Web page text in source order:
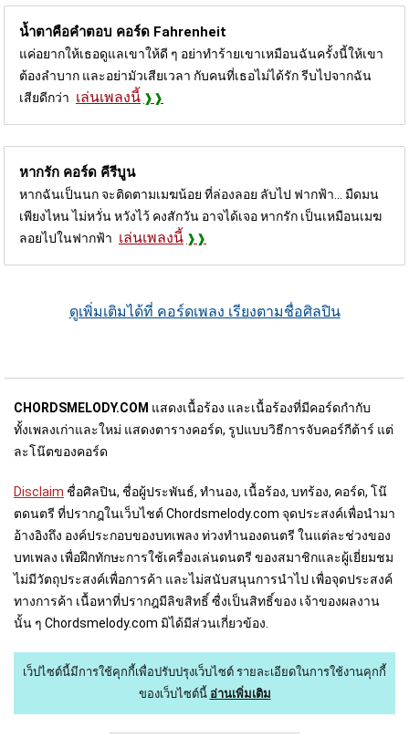
น้ำตาคือคำตอบ คอร์ด Fahrenheit
แค่อยากให้เธอดูแลเขาให้ดี ๆ อย่าทำร้ายเขาเหมือนฉันครั้งนี้ให้เขา
ต้องลำบาก และอย่ามัวเสียเวลา กับคนที่เธอไม่ได้รัก รีบไปจากฉัน
เสียดีกว่า เล่นเพลงนี้
หากรัก คอร์ด คีรีบูน
หากฉันเป็นนก จะติดตามเมฆน้อย ที่ล่องลอย ลับไป ฟากฟ้า... มืดมน
เพียงไหน ไม่หวั่น หวังไว้ คงสักวัน อาจได้เจอ หากรัก เป็นเหมือนเมฆ
ลอยไปในฟากฟ้า เล่นเพลงนี้
ดูเพิ่มเติมได้ที่ คอร์ดเพลง เรียงตามชื่อศิลปิน
CHORDSMELODY.COM แสดงเนื้อร้อง และเนื้อร้องที่มีคอร์ดกำกับ
ทั้งเพลงเก่าและใหม่ แสดงตารางคอร์ด, รูปแบบวิธีการจับคอร์กีต้าร์ แต่
ละโน๊ตของคอร์ด
Disclaim ชื่อศิลปิน, ชื่อผู้ประพันธ์, ทำนอง, เนื้อร้อง, บทร้อง, คอร์ด, โน๊
ตดนตรี ที่ปรากฎในเว็บไชต์ Chordsmelody.com จุดประสงค์เพื่อนำมา
อ้างอิงถึง องค์ประกอบของบทเพลง ท่วงทำนองดนตรี ในแต่ละช่วงของ
บทเพลง เพื่อฝึกทักษะการใช้เครื่องเล่นดนตรี ของสมาชิกและผู้เยี่ยมชม
ไม่มีวัตถุประสงค์เพื่อการค้า และไม่สนับสนุนการนำไป เพื่อจุดประสงค์
ทางการค้า เนื้อหาที่ปรากฎมีลิขสิทธิ์ ซื่งเป็นสิทธิ์ของ เจ้าของผลงาน
นั้น ๆ Chordsmelody.com มิได้มีส่วนเกี่ยวข้อง.
เว็ปไซต์นี้มีการใช้คุกกี้เพื่อปรับปรุงเว็บไซต์ รายละเอียดในการใช้งานคุกกี้
ของเว็บไซต์นี้ อ่านเพิ่มเติม